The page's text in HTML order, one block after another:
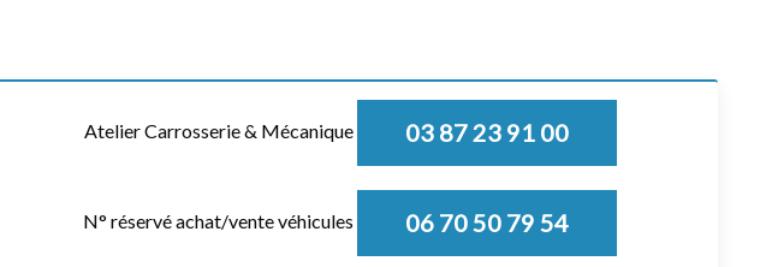
Atelier Carrosserie & Mécanique 03 87 23 91 00
N° réservé achat/vente véhicules 06 70 50 79 54